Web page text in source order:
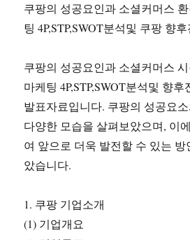
쿠팡의 성공요인과 소셜커머스
팅 4P,STP,SWOT분석및 쿠팡 향
쿠팡의 성공요인과 소셜커머스
마케팅 4P,STP,SWOT분석및 향
발표자료입니다. 쿠팡의 성공요
다양한 모습을 살펴보았으며, 이
여 앞으로 더욱 발전할 수 있는
았습니다.
1. 쿠팡 기업소개
(1) 기업개요